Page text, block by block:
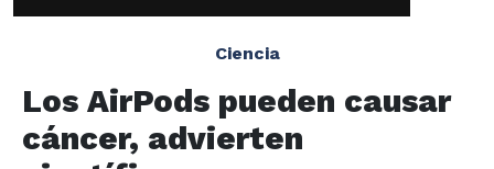
Ciencia
Los AirPods pueden causar
cáncer, advierten